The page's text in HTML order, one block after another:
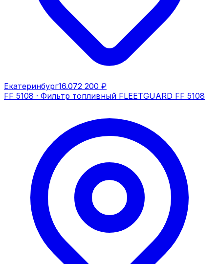
Екатеринбург16.072 200 ₽
FF 5108 · Фильтр топливный FLEETGUARD FF 5108